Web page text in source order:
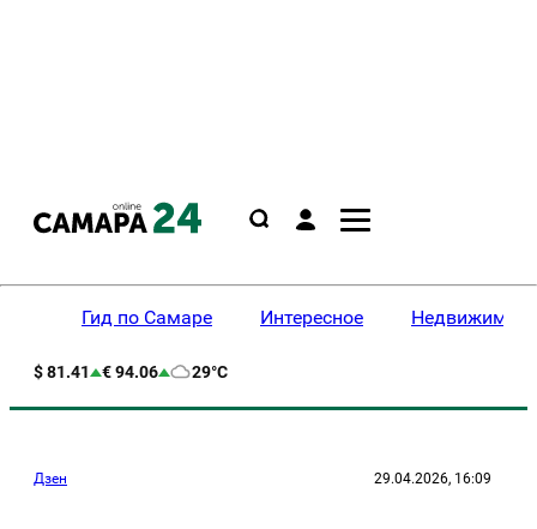
Гид по Самаре Интересное
$ 81.41 € 94.06 29°C
Дзен 29.04.2026, 16:09